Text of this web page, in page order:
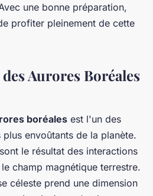
une bonne préparation,
profiter pleinement de cette
Aurores Boréales
boréales est l'un des
envoûtants de la planète.
le résultat des interactions
champ magnétique terrestre.
céleste prend une dimension